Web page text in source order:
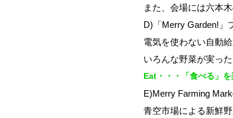
また、会場には六本
D)「Merry Garden!」
電気を使わない自動
いろんな野菜が実っ
Eat・・・「食べる」を
E)Merry Farming
青空市場による新鮮